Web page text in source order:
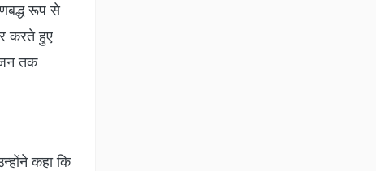
रूप से
करते हुए
तक
कहा कि